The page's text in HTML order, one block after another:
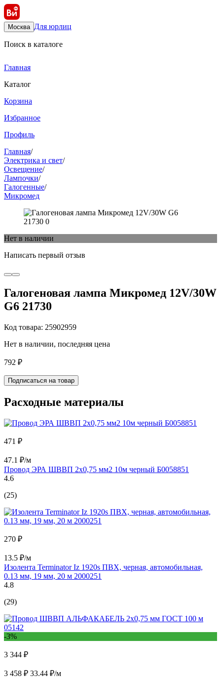
Москва Для юрлиц
Поиск в каталоге
Главная
Каталог
Корзина
Избранное
Профиль
Главная/
Электрика и свет/
Освещение/
Лампочки/
Галогенные/
Микромед
Нет в наличии
Написать первый отзыв
Галогеновая лампа Микромед 12V/30W
G6 21730
Код товара: 25902959
Нет в наличии, последняя цена
792 ₽
Подписаться на товар
Расходные материалы
471 ₽
47.1 ₽/м
Провод ЭРА ШВВП 2x0,75 мм2 10м черный Б0058851
4.6
(25)
270 ₽
13.5 ₽/м
Изолента Terminator Iz 1920s ПВХ, черная, автомобильная,
0.13 мм, 19 мм, 20 м 2000251
4.8
(29)
-3%
3 344 ₽
3 458 ₽ 33.44 ₽/м